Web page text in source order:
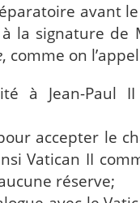
avant
la signature de
, comme on
à Jean-Paul
accepter le
Vatican II
réserve;